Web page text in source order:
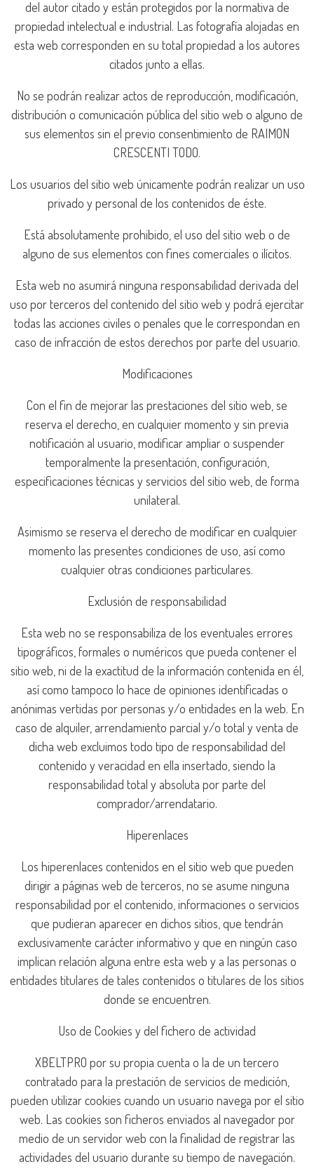
del autor citado y están protegidos por la normativa de
propiedad intelectual e industrial. Las fotografía alojadas en
esta web corresponden en su total propiedad a los autores
citados junto a ellas.
No se podrán realizar actos de reproducción, modificación,
distribución o comunicación pública del sitio web o alguno de
sus elementos sin el previo consentimiento de RAIMON
CRESCENTI TODO.
Los usuarios del sitio web únicamente podrán realizar un uso
privado y personal de los contenidos de éste.
Está absolutamente prohibido, el uso del sitio web o de
alguno de sus elementos con fines comerciales o ilícitos.
Esta web no asumirá ninguna responsabilidad derivada del
uso por terceros del contenido del sitio web y podrá ejercitar
todas las acciones civiles o penales que le correspondan en
caso de infracción de estos derechos por parte del usuario.
Modificaciones
Con el fin de mejorar las prestaciones del sitio web, se
reserva el derecho, en cualquier momento y sin previa
notificación al usuario, modificar ampliar o suspender
temporalmente la presentación, configuración,
especificaciones técnicas y servicios del sitio web, de forma
unilateral.
Asimismo se reserva el derecho de modificar en cualquier
momento las presentes condiciones de uso, así como
cualquier otras condiciones particulares.
Exclusión de responsabilidad
Esta web no se responsabiliza de los eventuales errores
tipográficos, formales o numéricos que pueda contener el
sitio web, ni de la exactitud de la información contenida en él,
así como tampoco lo hace de opiniones identificadas o
anónimas vertidas por personas y/o entidades en la web. En
caso de alquiler, arrendamiento parcial y/o total y venta de
dicha web excluimos todo tipo de responsabilidad del
contenido y veracidad en ella insertado, siendo la
responsabilidad total y absoluta por parte del
comprador/arrendatario.
Hiperenlaces
Los hiperenlaces contenidos en el sitio web que pueden
dirigir a páginas web de terceros, no se asume ninguna
responsabilidad por el contenido, informaciones o servicios
que pudieran aparecer en dichos sitios, que tendrán
exclusivamente carácter informativo y que en ningún caso
implican relación alguna entre esta web y a las personas o
entidades titulares de tales contenidos o titulares de los sitios
donde se encuentren.
Uso de Cookies y del fichero de actividad
XBELTPRO por su propia cuenta o la de un tercero
contratado para la prestación de servicios de medición,
pueden utilizar cookies cuando un usuario navega por el sitio
web. Las cookies son ficheros enviados al navegador por
medio de un servidor web con la finalidad de registrar las
actividades del usuario durante su tiempo de navegación.